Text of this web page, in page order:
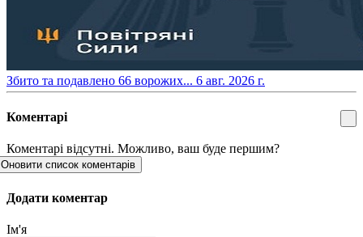
​Збито та подавлено 66 ворожих... 6 авг. 2026 г.
Коментарі
Коментарі відсутні. Можливо, ваш буде першим?
Оновити список коментарів
Додати коментар
Ім'я